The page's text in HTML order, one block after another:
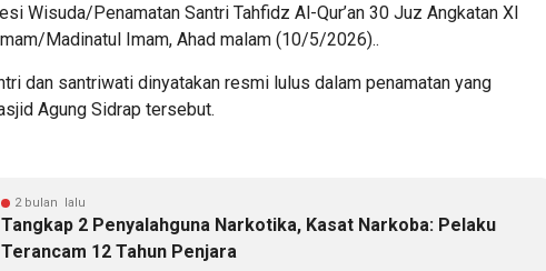
Wisuda/Penamatan Santri Tahfidz Al-Qur’an 30 Juz Angkatan XI
Madinatul Imam, Ahad malam (10/5/2026)..
dan santriwati dinyatakan resmi lulus dalam penamatan yang
Agung Sidrap tersebut.
2 bulan lalu
Tangkap 2 Penyalahguna Narkotika, Kasat Narkoba: Pelaku
Terancam 12 Tahun Penjara